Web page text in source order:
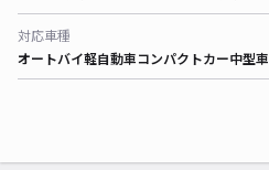
対応車種
オートバイ軽自動車コンパクトカー中型車